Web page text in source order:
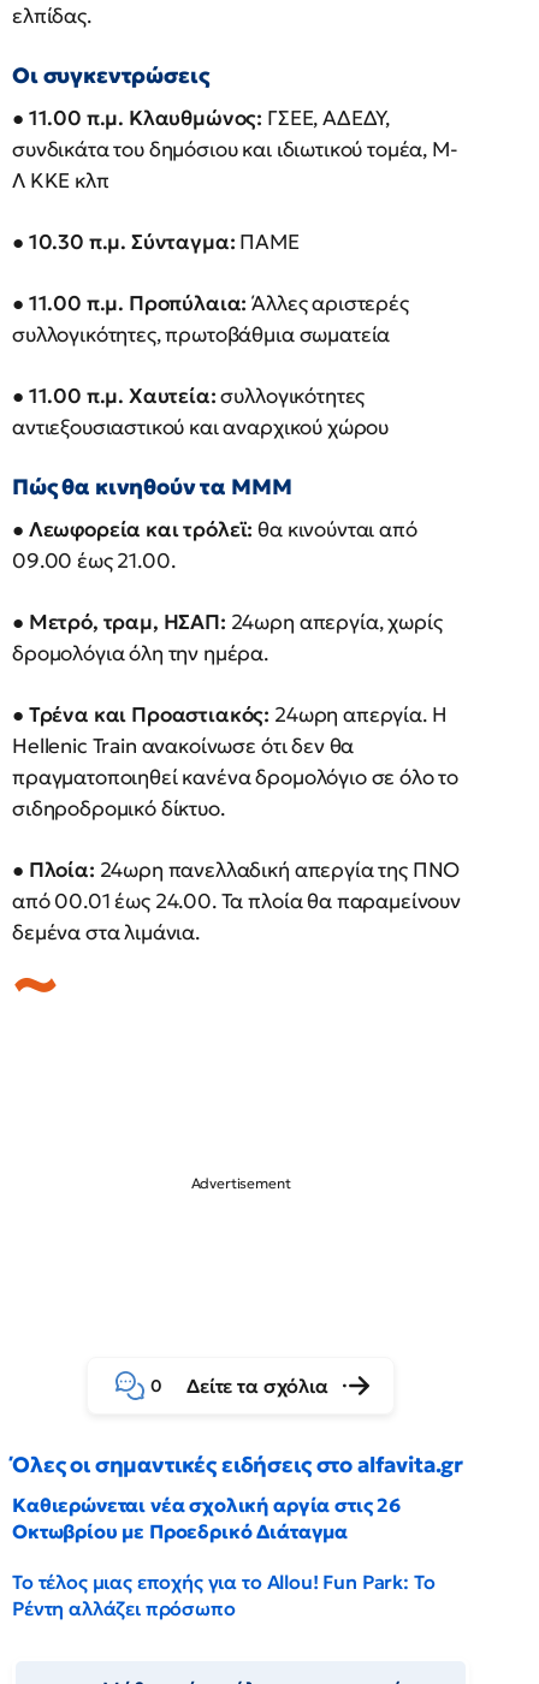
ελπίδας.
Οι συγκεντρώσεις
● 11.00 π.μ. Κλαυθμώνος: ΓΣΕΕ, ΑΔΕΔΥ,
συνδικάτα του δημόσιου και ιδιωτικού τομέα, Μ-
Λ ΚΚΕ κλπ
● 10.30 π.μ. Σύνταγμα: ΠΑΜΕ
● 11.00 π.μ. Προπύλαια:Άλλεςαριστερές
συλλογικότητες, πρωτοβάθμια σωματεία
● 11.00 π.μ. Χαυτεία:συλλογικότητες
αντιεξουσιαστικού και αναρχικού χώρου
Πώς θα κινηθούν τα ΜΜΜ
● Λεωφορεία και τρόλεϊ:θα κινούνται από
09.00 έως 21.00.
● Μετρό, τραμ, ΗΣΑΠ: 24ωρη απεργία, χωρίς
δρομολόγια όλη την ημέρα.
● Τρένα και Προαστιακός: 24ωρη απεργία. Η
Hellenic Train ανακοίνωσε ότι δεν θα
πραγματοποιηθεί κανένα δρομολόγιο σε όλο το
σιδηροδρομικό δίκτυο.
● Πλοία: 24ωρη πανελλαδική απεργία της ΠΝΟ
από 00.01 έως 24.00. Τα πλοία θα παραμείνουν
δεμένα στα λιμάνια.
0 Δείτε τα σχόλια
Όλες οι σημαντικές ειδήσεις στο alfavita.gr
Καθιερώνεται νέα σχολική αργία στις 26
Οκτωβρίου με Προεδρικό Διάταγμα
Το τέλος μιας εποχής για το Allou! Fun Park: Το
Ρέντη αλλάζει πρόσωπο